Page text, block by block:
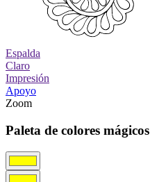
Espalda
Claro
Impresión
Apoyo
Zoom
Paleta de colores mágicos